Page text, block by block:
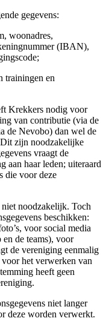
gegevens:
woonadres,
(IBAN),
trainingen en
Krekkers nodig voor
van contributie (via de
de Nevobo) dan wel de
zijn noodzakelijke
vraagt de
aan haar leden; uiteraard
die voor deze
noodzakelijk. Toch
beschikken:
voor social media
de teams), voor
de vereniging eenmalig
het verwerken van
heeft geen
niet langer
deze worden verwerkt.